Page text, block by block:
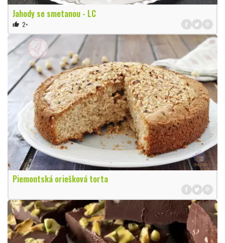
Jahody se smetanou - LC
thumb_up 2×
Piemontská oriešková torta